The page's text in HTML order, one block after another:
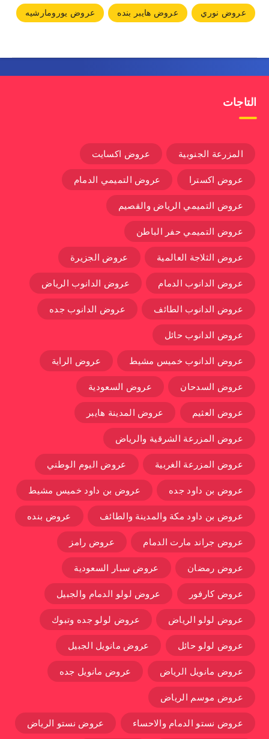
عروض نوري
عروض هايبر بنده عروض يورومارشيه
التاجات
المزرعة الجنوبية عروض اكسايت
عروض اكسترا عروض التميمي الدمام
عروض التميمي الرياض والقصيم
عروض التميمي حفر الباطن
عروض الثلاجة العالمية عروض الجزيرة
عروض الدانوب الدمام عروض الدانوب الرياض
عروض الدانوب الطائف عروض الدانوب جده
عروض الدانوب حائل
عروض الدانوب خميس مشيط عروض الراية
عروض السدحان عروض السعودية
عروض العثيم عروض المدينة هايبر
عروض المزرعة الشرقية والرياض
عروض المزرعة الغربية عروض اليوم الوطني
عروض بن داود جده عروض بن داود خميس مشيط
عروض بن داود مكة والمدينة والطائف عروض بنده
عروض جراند مارت الدمام عروض رامز
عروض رمضان عروض سبار السعودية
عروض كارفور عروض لولو الدمام والجبيل
عروض لولو الرياض عروض لولو جده وتبوك
عروض لولو حائل عروض مانويل الجبيل
عروض مانويل الرياض عروض مانويل جده
عروض موسم الرياض
عروض نستو الدمام والاحساء عروض نستو الرياض